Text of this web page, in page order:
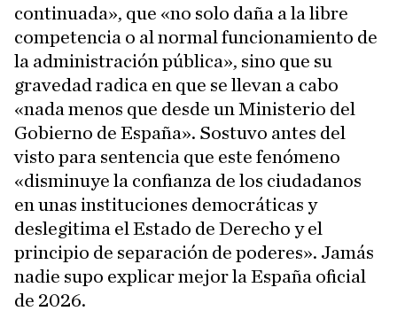
continuada», que «no solo daña a la libre
competencia o al normal funcionamiento de
la administración pública», sino que su
gravedad radica en que se llevan a cabo
«nada menos que desde un Ministerio del
Gobierno de España». Sostuvo antes del
visto para sentencia que este fenómeno
«disminuye la confianza de los ciudadanos
en unas instituciones democráticas y
deslegitima el Estado de Derecho y el
principio de separación de poderes». Jamás
nadie supo explicar mejor la España oficial
de 2026.